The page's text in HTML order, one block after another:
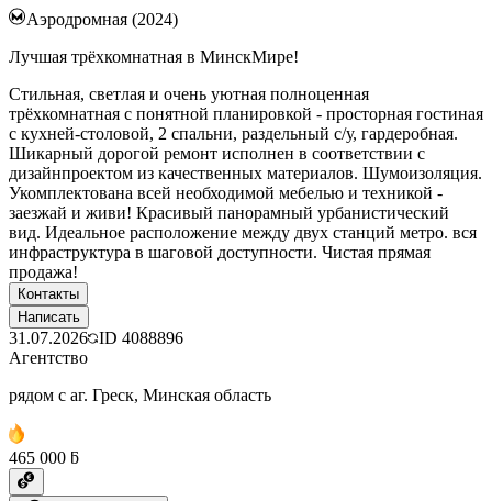
Аэродромная (2024)
Лучшая трёхкомнатная в МинскМире!
Стильная, светлая и очень уютная полноценная
трёхкомнатная с понятной планировкой - просторная гостиная
с кухней-столовой, 2 спальни, раздельный с/у, гардеробная.
Шикарный дорогой ремонт исполнен в соответствии с
дизайнпроектом из качественных материалов. Шумоизоляция.
Укомплектована всей необходимой мебелью и техникой -
заезжай и живи! Красивый панорамный урбанистический
вид. Идеальное расположение между двух станций метро. вся
инфраструктура в шаговой доступности. Чистая прямая
продажа!
Контакты
Написать
31.07.2026 ID 4088896
Агентство
рядом с аг. Греск, Минская область
465 000 ƃ